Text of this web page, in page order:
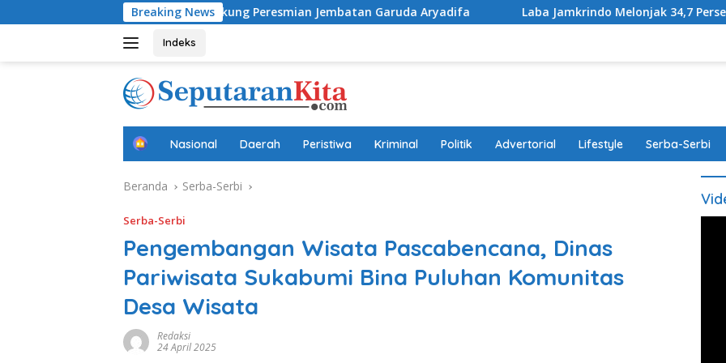
ke
Breaking News
Cimandiri, Dukung Peresmian Jembatan Garuda Aryadifa Laba Jamkrindo Melonjak 34,7 Persen pada Semester I
Indeks
B
a
d
Nasional Daerah Peristiwa Kriminal Politik Advertorial Lifestyle Serba-Serbi
Beranda Serba-Serbi
Serba-Serbi
Pengembangan Wisata Pascabencana, Dinas
Pariwisata Sukabumi Bina Puluhan Komunitas
Desa Wisata
Redaksi
24 April 2025